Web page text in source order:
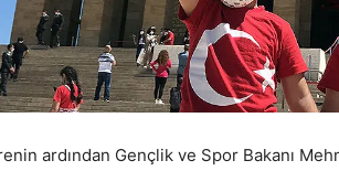
ardından Gençlik ve Spor Bakanı